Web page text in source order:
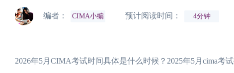
编者： CIMA小编 预计阅读时间： 4分钟
2026年5月CIMA考试时间具体是什么时候？2025年5月cima